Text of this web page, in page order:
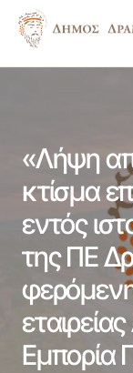
Αφοι
«Λήψη
κτίσμα
εντός
της ΠΕ
Εμπορία